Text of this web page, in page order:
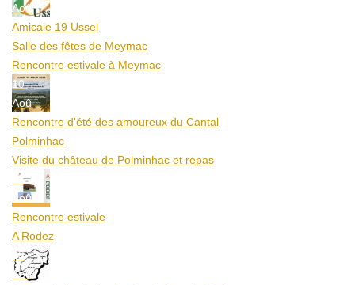
Aoû
Amicale 19 Ussel
Salle des fêtes de Meymac
Rencontre estivale à Meymac
10
Aoû
Rencontre d'été des amoureux du Cantal
Polminhac
Visite du château de Polminhac et repas
12
Aoû
Rencontre estivale
A Rodez
23
Aoû